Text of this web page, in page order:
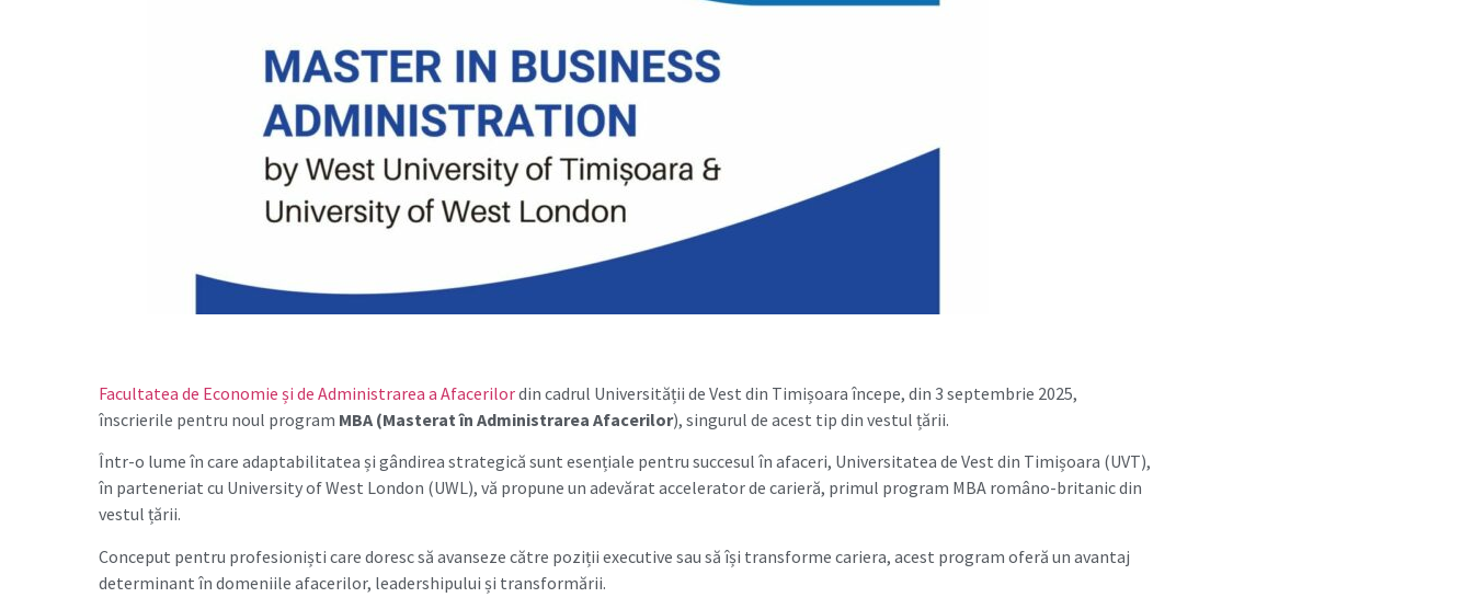
Facultatea de Economie și de Administrarea a Afacerilordin cadrul Universității de Vest din Timișoara începe, din 3 septembrie 2025,
înscrierile pentru noul program MBA (Masterat în Administrarea Afacerilor), singurul de acest tip din vestul țării.
Într-o lume în care adaptabilitatea și gândirea strategică sunt esențiale pentru succesul în afaceri, Universitatea de Vest din Timișoara (UVT),
în parteneriat cu University of West London (UWL), vă propune un adevărat accelerator de carieră, primul program MBA româno-britanic din
vestul țării.
Conceput pentru profesioniști care doresc să avanseze către poziții executive sau să își transforme cariera, acest program oferă un avantaj
determinant în domeniile afacerilor, leadershipului și transformării.